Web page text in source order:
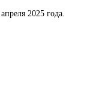
2025 года.